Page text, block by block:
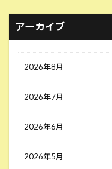
アーカイブ
2026年8月
2026年7月
2026年6月
2026年5月